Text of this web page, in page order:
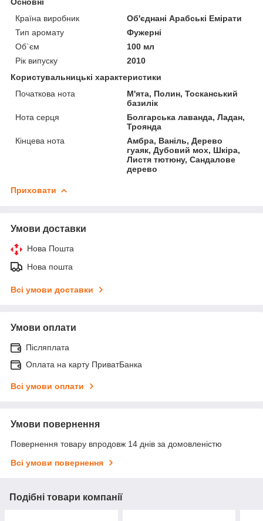
Країна виробник
Об'єднані Арабські Емірати
Тип аромату
Фужерні
Об`єм
100 мл
Рік випуску
2010
Користувальницькі характеристики
Початкова нота
М'ята, Полин, Тосканський
базилік
Нота серця
Болгарська лаванда, Ладан,
Троянда
Кінцева нота
Амбра, Ваніль, Дерево
гуаяк, Дубовий мох, Шкіра,
Листя тютюну, Сандалове
дерево
Приховати
Умови доставки
Нова Пошта
Нова пошта
Всі умови доставки
Умови оплати
Післяплата
Оплата на карту ПриватБанка
Всі умови оплати
Умови повернення
Повернення товару впродовж 14 днів за домовленістю
Всі умови повернення
Подібні товари компанії